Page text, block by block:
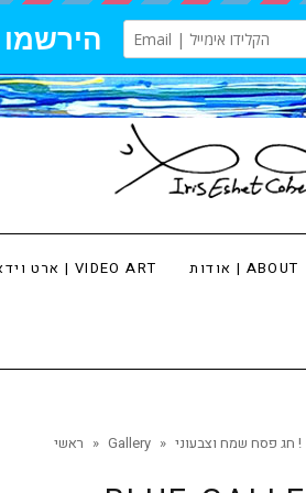
ארט וידאו | VIDEO ART אודות | ABOUT
ראשי » Gallery » חג פסח שמח וצבעוני !